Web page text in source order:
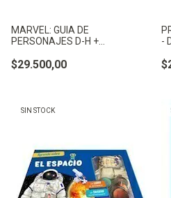
MARVEL: GUIA DE
PERSONAJES D-H +
CATAPULTA
$29.500,00
-
SIN STOCK